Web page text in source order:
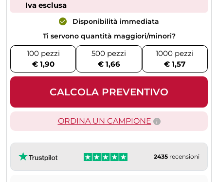
Iva esclusa
Disponibilità immediata
Ti servono quantità maggiori/minori?
100 pezzi
€ 1,90
500 pezzi
€ 1,66
1000 pezzi
€ 1,57
CALCOLA PREVENTIVO
ORDINA UN CAMPIONE
2435 recensioni